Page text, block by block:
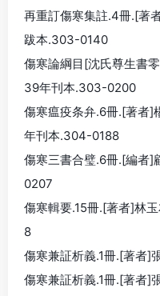
再重訂傷寒集註.4冊.[著
跋本.303-0140
傷寒論綱目[沈氏尊生書
39年刊本.303-0200
傷寒瘟疫条弁.6冊.[著者
年刊本.304-0188
傷寒三書合璧.6冊.[編者
0207
傷寒輯要.15冊.[著者]林
8
傷寒兼証析義.1冊.[著者
傷寒兼証析義.1冊.[著者